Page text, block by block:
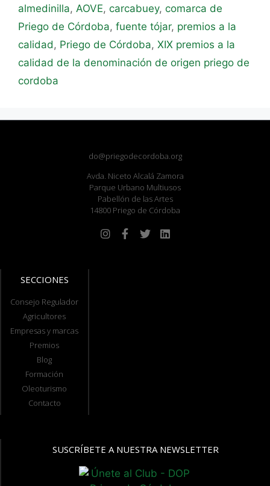
almedinilla, AOVE, carcabuey, comarca de
Priego de Córdoba, fuente tójar, premios a la
calidad , Priego de Córdoba, XIX premios a la
calidad de la denominación de origen priego de
cordoba
do@priegodecordoba.org
Avda. Niceto Alcalá Zamora
Parque Urbano Multiusos
Pabellón de las Artes
14800 Priego de Córdoba
SECCIONES
Consejo Regulador
Agricultores
Empresas y marcas
Premios
Blog
Formación
Oleoturismo
Contacto
SUSCRÍBETE A NUESTRA NEWSLETTER